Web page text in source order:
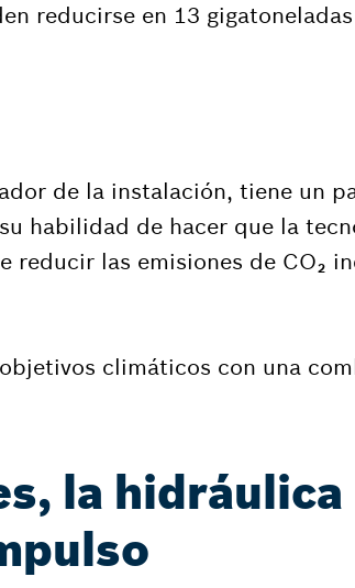
reducirse en 13
de la instalación, tiene un
habilidad de hacer que la
reducir las emisiones de CO₂
climáticos con una
la